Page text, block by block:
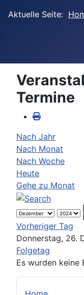
Aktuelle Seite:
Termine
Nach Jahr
Nach Monat
Nach Woche
Heute
Gehe zu Monat
Vorheriger Tag
Donnerstag, 26.
Folgetag
Es wurden keine